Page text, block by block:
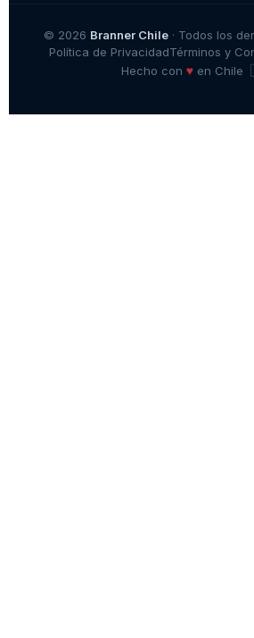
© 2026 Branner Chile· Todos los
Política de PrivacidadTérminos y
Hecho con ♥en Chile